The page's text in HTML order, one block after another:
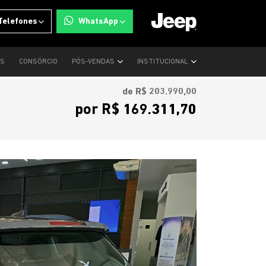
WhatsApp
CONSÓRCIO PÓS-VENDAS INSTITUCIONAL
de R$ 203.990,00
por R$ 169.311,70